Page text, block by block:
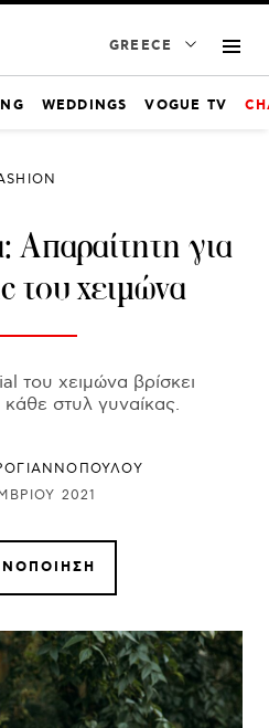
GREECE
WEDDINGS VOGUE TV
Απαραίτητη για
του χειμώνα
του χειμώνα βρίσκει
στυλ γυναίκας.
2021